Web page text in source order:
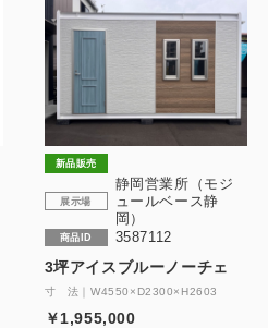
新品販売
展示場
静岡営業所（モジ
ュールベース静
岡）
商品ID 3587112
3坪アイスブルーノーチェ
寸 法｜W4550×D2300×H2603
￥1,955,000